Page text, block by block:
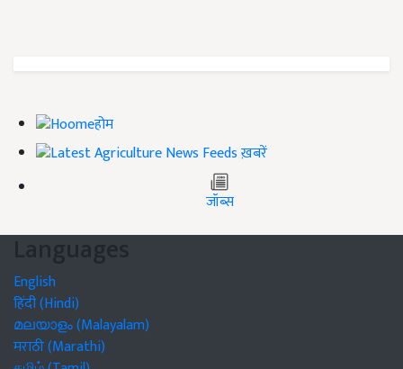
होम
ख़बरें
जॉब्स
Languages
English
हिंदी (Hindi)
മലയാളം (Malayalam)
मराठी (Marathi)